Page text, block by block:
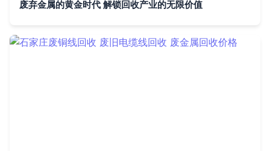
废弃金属的黄金时代 解锁回收产业的无限价值